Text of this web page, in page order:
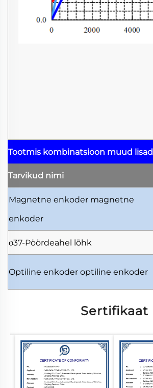
Tootmis kombinatsioon muud lisad
Tarvikud nimi
Magnetne enkoder magnetne
enkoder
φ37-Pöördeahel lõhk
Optiline enkoder optiline enkoder
Sertifikaat